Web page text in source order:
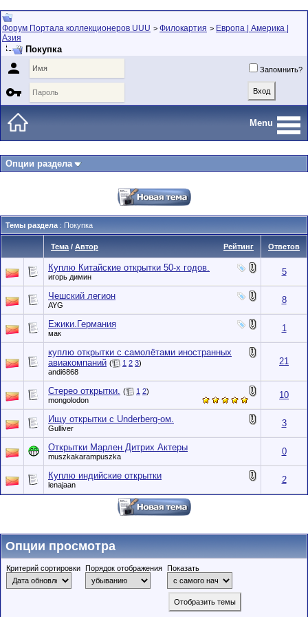
Форум Портала коллекционеров UUU > Филокартия > Европа | Америка |
Азия
Покупка
 Запомнить?

Menu
Опции раздела
Темы раздела : Покупка
Рейтинг
Тема / Автор Ответов
Куплю Китайские открытки 50-х годов.
игорь димин 5
Чешский легион
AYG 8
Ежики.Германия
мак 1
куплю открытки с самолётами иностранных
авиакомпаний ( 1 2 3)
andi6868
21
Стерео открытки. ( 1 2)
mongolodon
10
Ищу открытки с Underberg-ом.
Gulliver 3
Открытки Марлен Дитрих Актеры
muszkakarampuszka 0
Куплю индийские открытки
lenajaan 2
Опции просмотра
Критерий сортировки Порядок отображения Показать